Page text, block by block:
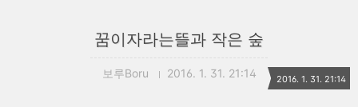
꿈이자라는뜰과 작은 숲
보루Boru 2016. 1. 31. 21:14 2016. 1. 31. 21:14